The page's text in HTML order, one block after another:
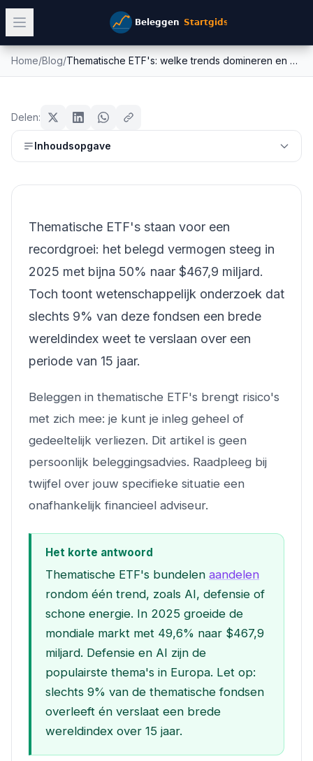
Home/Blog/ Thematische ETF's: welke trends domineren en wat kost het je echt?
domineren en wat kost het je echt?
20 juni 202613min leestijd
Delen:
Inhoudsopgave
Thematische ETF's staan voor een
recordgroei: het belegd vermogen steeg in
2025 met bijna 50% naar $467,9 miljard.
Toch toont wetenschappelijk onderzoek dat
slechts 9% van deze fondsen een brede
wereldindex weet te verslaan over een
periode van 15 jaar.
Beleggen in thematische ETF's brengt risico's
met zich mee: je kunt je inleg geheel of
gedeeltelijk verliezen. Dit artikel is geen
persoonlijk beleggingsadvies. Raadpleeg bij
twijfel over jouw specifieke situatie een
onafhankelijk financieel adviseur.
Het korte antwoord
Thematische ETF's bundelen aandelen
rondom één trend, zoals AI, defensie of
schone energie. In 2025 groeide de
mondiale markt met 49,6% naar $467,9
miljard. Defensie en AI zijn de
populairste thema's in Europa. Let op:
slechts 9% van de thematische fondsen
overleeft én verslaat een brede
wereldindex over 15 jaar.